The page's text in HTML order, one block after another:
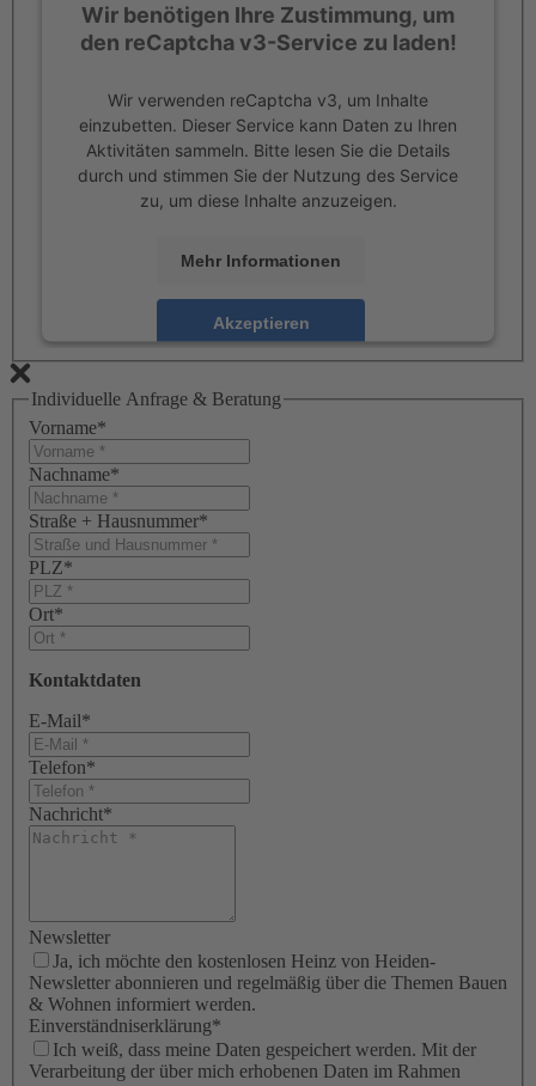
Wir benötigen Ihre Zustimmung, um
den reCaptcha v3-Service zu laden!
Wir verwenden reCaptcha v3, um Inhalte
einzubetten. Dieser Service kann Daten zu Ihren
Aktivitäten sammeln. Bitte lesen Sie die Details
durch und stimmen Sie der Nutzung des Service
zu, um diese Inhalte anzuzeigen.
Mehr Informationen
Akzeptieren
powered byUsercentrics Consent Management
Platform
Individuelle Anfrage & Beratung
Vorname*
Nachname*
Straße + Hausnummer*
PLZ*
Ort*
Kontaktdaten
E-Mail*
Telefon*
Nachricht*
Newsletter
Ja, ich möchte den kostenlosen Heinz von Heiden-
Newsletter abonnieren und regelmäßig über die Themen Bauen
& Wohnen informiert werden.
Einverständniserklärung*
Ich weiß, dass meine Daten gespeichert werden. Mit der
Verarbeitung der über mich erhobenen Daten im Rahmen